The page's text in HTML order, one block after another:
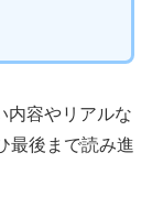
内容やリアルな
最後まで読み進